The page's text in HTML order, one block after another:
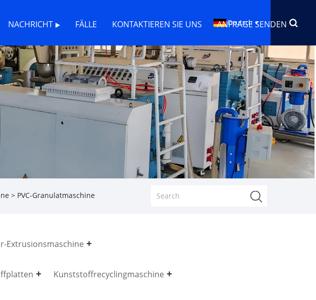
NACHRICHT FÄLLE KONTAKTIEREN SIE UNS ANFRAGE SENDEN
Deutsch
> PVC-Granulatmaschine
Extrusionsmaschine
Kunststoffrecyclingmaschine